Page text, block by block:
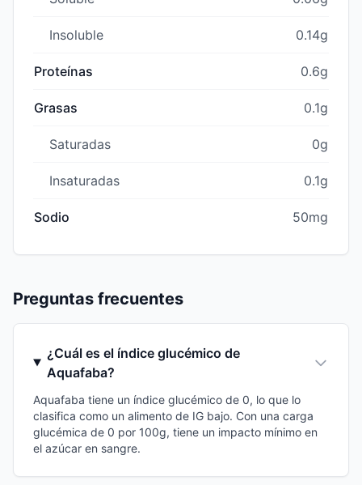
Insoluble 0.14g
Proteínas 0.6g
Grasas 0.1g
Saturadas 0g
Insaturadas 0.1g
Sodio 50mg
Preguntas frecuentes
¿Cuál es el índice glucémico de
Aquafaba?
Aquafaba tiene un índice glucémico de 0, lo que lo
clasifica como un alimento de IG bajo. Con una carga
glucémica de 0 por 100g, tiene un impacto mínimo en
el azúcar en sangre.